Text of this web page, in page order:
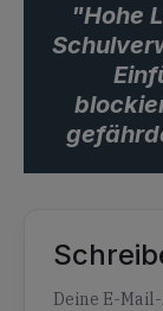
"Hohe
Deine E-
Alternative: